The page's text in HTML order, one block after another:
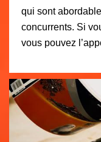
qui sont
concurrents. Si
vous pouvez